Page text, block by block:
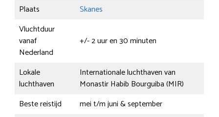
Plaats
Skanes
Vluchtduur
vanaf
Nederland
+/- 2 uur en 30 minuten
Lokale
luchthaven
Internationale luchthaven van
Monastir Habib Bourguiba (MIR)
Beste reistijd
mei t/m juni & september